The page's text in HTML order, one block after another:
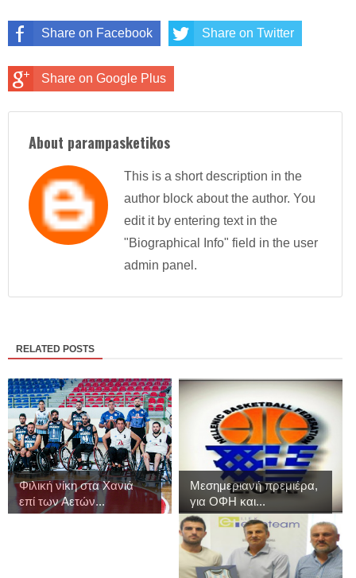
Share on Facebook Share on Twitter
Share on Google Plus
About parampasketikos
This is a short description in the
author block about the author. You
edit it by entering text in the
"Biographical Info" field in the user
admin panel.
RELATED POSTS
Φιλική νίκη στα Χανιά
επί των Αετών...
Μεσημεριανή πρεμιέρα,
για ΟΦΗ και...